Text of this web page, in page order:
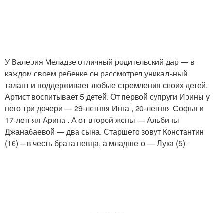
У Валерия Меладзе отличный родительский дар — в
каждом своем ребенке он рассмотрел уникальный
талант и поддерживает любые стремления своих детей.
Артист воспитывает 5 детей. От первой супруги Ирины у
него три дочери — 29-летняя Инга , 20-летняя Софья и
17-летняя Арина . А от второй жены — Альбины
Джанабаевой — два сына. Старшего зовут Константин
(16) – в честь брата певца, а младшего — Лука (5).